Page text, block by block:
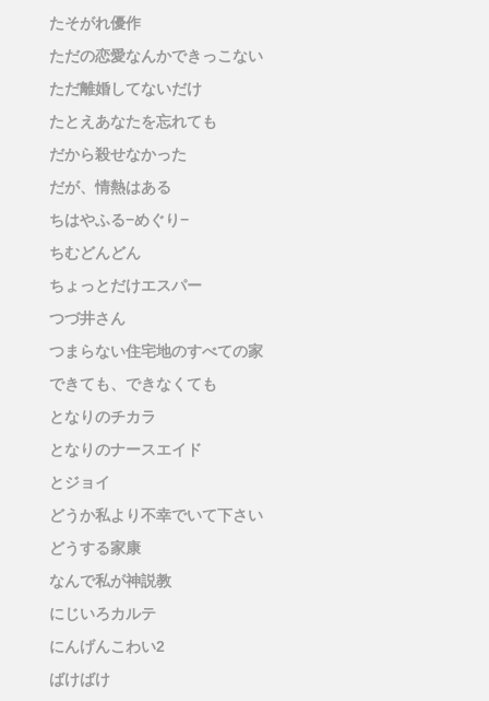
たそがれ優作
ただの恋愛なんかできっこない
ただ離婚してないだけ
たとえあなたを忘れても
だから殺せなかった
だが、情熱はある
ちはやふる−めぐり−
ちむどんどん
ちょっとだけエスパー
つづ井さん
つまらない住宅地のすべての家
できても、できなくても
となりのチカラ
となりのナースエイド
とジョイ
どうか私より不幸でいて下さい
どうする家康
なんで私が神説教
にじいろカルテ
にんげんこわい2
ばけばけ